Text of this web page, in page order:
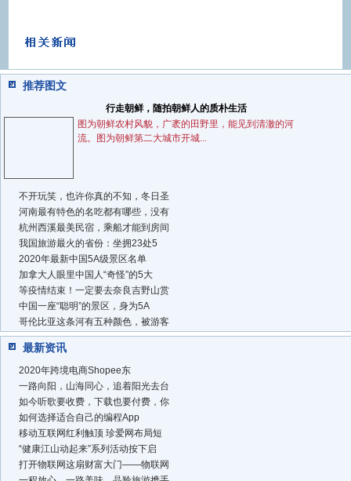
推荐图文
行走朝鲜，随拍朝鲜人的质朴生活
图为朝鲜农村风貌，广袤的田野里，能见到清澈的河
流。图为朝鲜第二大城市开城...
不开玩笑，也许你真的不知，冬日圣
河南最有特色的名吃都有哪些，没有
杭州西溪最美民宿，乘船才能到房间
我国旅游最火的省份：坐拥23处5
2020年最新中国5A级景区名单
加拿大人眼里中国人“奇怪”的5大
等疫情结束！一定要去奈良吉野山赏
中国一座“聪明”的景区，身为5A
哥伦比亚这条河有五种颜色，被游客
最新资讯
2020年跨境电商Shopee东
一路向阳，山海同心，追着阳光去台
如今听歌要收费，下载也要付费，你
如何选择适合自己的编程App
移动互联网红利触顶 珍爱网布局短
“健康江山动起来”系列活动按下启
打开物联网这扇财富大门——物联网